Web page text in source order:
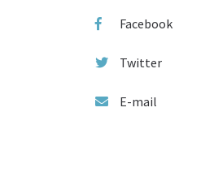
Facebook
Twitter
E-mail